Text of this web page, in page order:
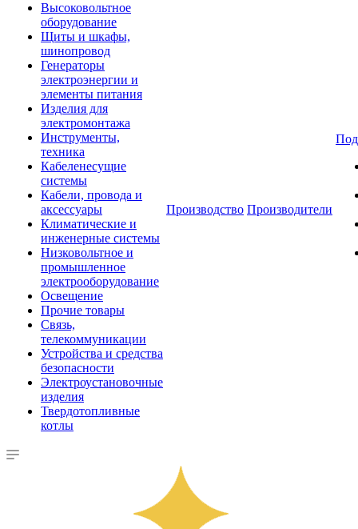
Высоковольтное
оборудование
Щиты и шкафы,
шинопровод
Генераторы
электроэнергии и
элементы питания
Изделия для
электромонтажа
Инструменты,
техника
Кабеленесущие
системы
Кабели, провода и
аксессуары
Климатические и
инженерные системы
Низковольтное и
промышленное
электрооборудование
Освещение
Прочие товары
Связь,
телекоммуникации
Устройства и средства
безопасности
Электроустановочные
изделия
Твердотопливные
котлы
Производство Производители